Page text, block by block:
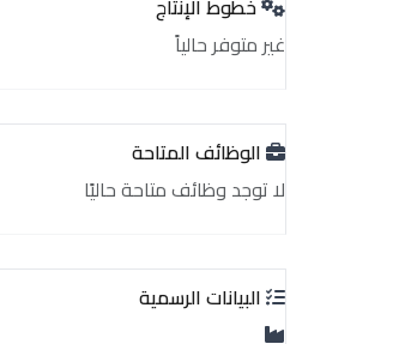
خطوط الإنتاج
غير متوفر حالياً
الوظائف المتاحة
لا توجد وظائف متاحة حاليًا
البيانات الرسمية